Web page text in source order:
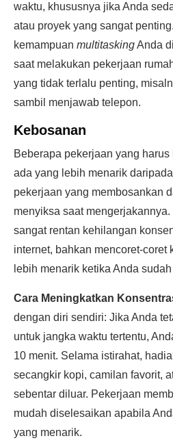
waktu, khususnya jika Anda
atau proyek yang sangat
kemampuan multitaskingAnda
saat melakukan pekerjaan
yang tidak terlalu penting,
sambil menjawab telepon.
Kebosanan
Beberapa pekerjaan yang
ada yang lebih menarik
pekerjaan yang membosankan
menyiksa saat
sangat rentan kehilangan
internet, bahkan mencoret-coret
lebih menarik ketika Anda
Cara Meningkatkan
dengan diri sendiri: Jika Anda
untuk jangka waktu tertentu,
10 menit. Selama istirahat,
secangkir kopi, camilan favorit,
sebentar diluar. Pekerjaan
mudah diselesaikan apabila
yang menarik.